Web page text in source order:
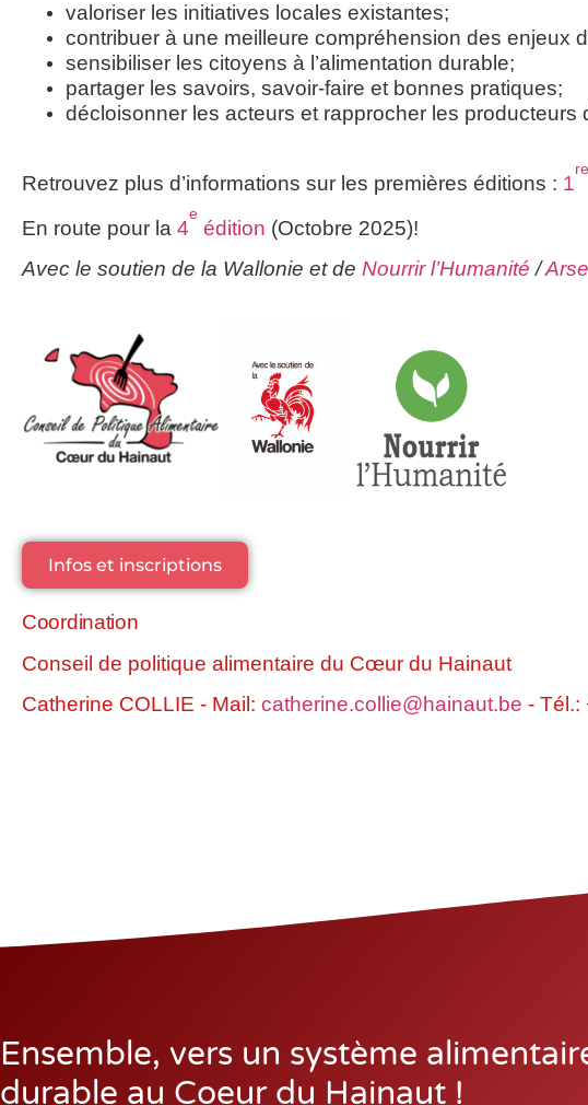
valo­ri­ser les ini­tia­tives locales existantes;
contri­buer à une meilleure com­pré­hen­sion des enjeux
sen­si­bi­li­ser les citoyens à l’alimentation durable;
par­ta­ger les savoirs, savoir-faire et bonnes pratiques;
décloi­son­ner les acteurs et rap­pro­cher les pro­duc­teurs
Retrou­vez plus d’in­for­ma­tions sur les pre­mières édi­tions : 1
re
En route pour la 4
e
édi­tion (Octobre 2025)!
Avec le sou­tien de la Wal­lo­nie et de Nour­rir l’Hu­ma­ni­té /
Infos et inscriptions
Coor­di­na­tion
Conseil de poli­tique ali­men­taire du Cœur du Hainaut
Cathe­rine COLLIE - Mail: catherine.collie@hainaut.be - Tél.:
Ensemble, vers un système
durable au Coeur du Hainaut !